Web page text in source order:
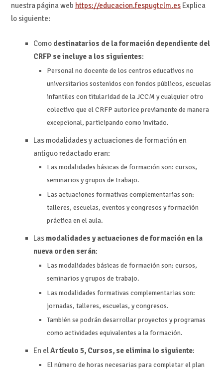
nuestra página web https://educacion.fespugtclm.esExplica
lo siguiente:
Como destinatarios de la formación dependiente del
CRFP se incluye a los siguientes:
Personal no docente de los centros educativos no
universitarios sostenidos con fondos públicos, escuelas
infantiles con titularidad de la JCCM y cualquier otro
colectivo que el CRFP autorice previamente de manera
excepcional, participando como invitado.
Las modalidades y actuaciones de formación en
antiguo redactado eran:
Las modalidades básicas de formación son: cursos,
seminarios y grupos de trabajo.
Las actuaciones formativas complementarias son:
talleres, escuelas, eventos y congresos y formación
práctica en el aula.
Las modalidades y actuaciones de formación en la
nueva orden serán:
Las modalidades básicas de formación son: cursos,
seminarios y grupos de trabajo.
Las modalidades formativas complementarias son:
jornadas, talleres, escuelas, y congresos.
También se podrán desarrollar proyectos y programas
como actividades equivalentes a la formación.
En elArtículo 5, Cursos, se elimina lo siguiente:
El número de horas necesarias para completar el plan